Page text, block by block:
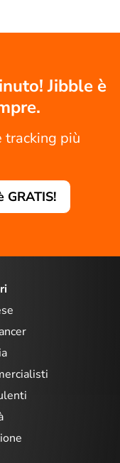
Jibble è
tracking più